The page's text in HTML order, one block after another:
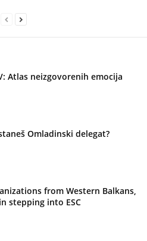
Atlas neizgovorenih emocija
Omladinski delegat?
from Western Balkans,
stepping into ESC